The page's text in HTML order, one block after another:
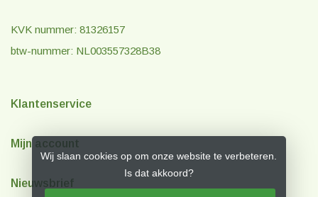
KVK nummer: 81326157
btw-nummer: NL003557328B38
Klantenservice
Mijn account
Nieuwsbrief
Wij slaan cookies op om onze website te verbeteren.
Is dat akkoord?